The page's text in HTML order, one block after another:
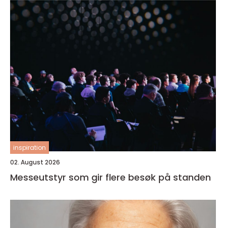
inspiration
02. August 2026
Messeutstyr som gir flere besøk på standen